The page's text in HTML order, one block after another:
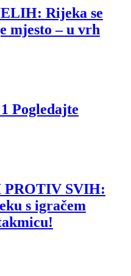
Rijeka se
mjesto – u vrh
Pogledajte
SVIH:
s igračem